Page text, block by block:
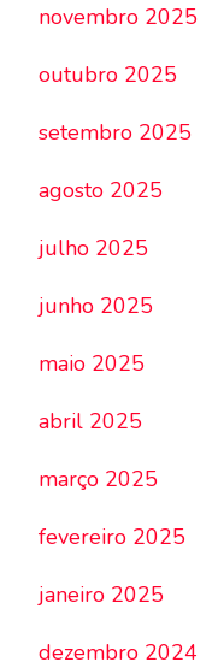
novembro 2025
outubro 2025
setembro 2025
agosto 2025
julho 2025
junho 2025
maio 2025
abril 2025
março 2025
fevereiro 2025
janeiro 2025
dezembro 2024